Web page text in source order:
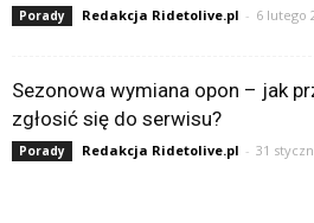
Porady Redakcja Ridetolive.pl - 6 lutego
Sezonowa wymiana opon – jak
zgłosić się do serwisu?
Porady Redakcja Ridetolive.pl - 31